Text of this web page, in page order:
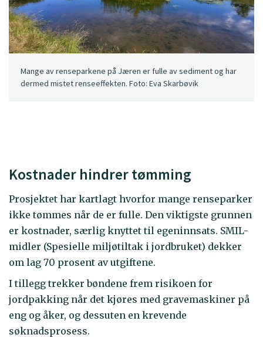
Mange av renseparkene på Jæren er fulle av sediment og har
dermed mistet renseeffekten. Foto: Eva Skarbøvik
Kostnader hindrer tømming
Prosjektet har kartlagt hvorfor mange renseparker
ikke tømmes når de er fulle. Den viktigste grunnen
er kostnader, særlig knyttet til egeninnsats. SMIL-
midler (Spesielle miljøtiltak i jordbruket) dekker
om lag 70 prosent av utgiftene.
I tillegg trekker bøndene frem risikoen for
jordpakking når det kjøres med gravemaskiner på
eng og åker, og dessuten en krevende
søknadsprosess.